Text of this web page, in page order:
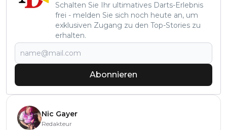
Schalten Sie Ihr ultimatives Darts-Erlebnis
frei - melden Sie sich noch heute an, um
exklusiven Zugang zu den Top-Stories zu
erhalten.
Abonnieren
Nic Gayer
Redakteur